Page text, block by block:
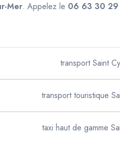
Mer. Appelez le 06 63 30
transport Saint
transport touristique
taxi haut de gamme